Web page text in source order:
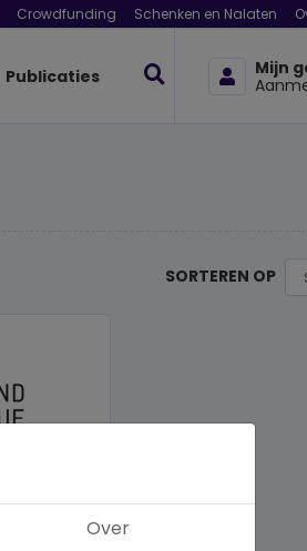
Crowdfunding Schenken en Nalaten
Publicaties
Mijn
SORTEREN OP
Over